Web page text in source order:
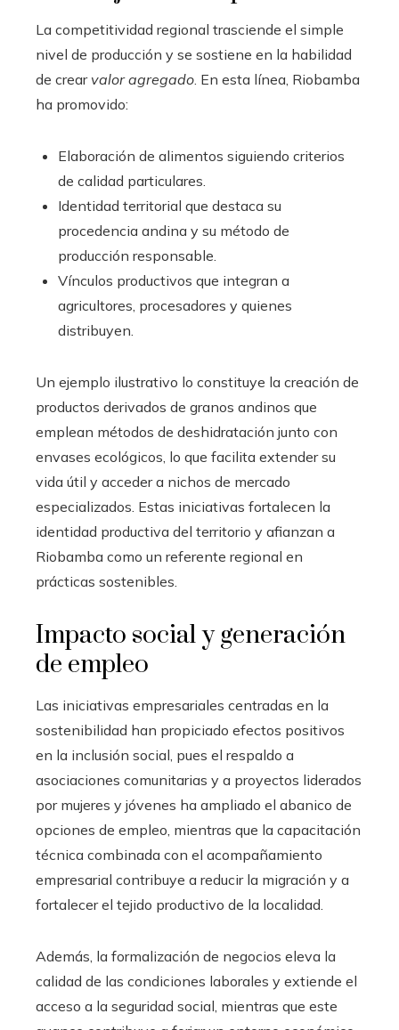
La competitividad regional trasciende el simple
nivel de producción y se sostiene en la habilidad
de crear valor agregado. En esta línea, Riobamba
ha promovido:
Elaboración de alimentos siguiendo criterios
de calidad particulares.
Identidad territorial que destaca su
procedencia andina y su método de
producción responsable.
Vínculos productivos que integran a
agricultores, procesadores y quienes
distribuyen.
Un ejemplo ilustrativo lo constituye la creación de
productos derivados de granos andinos que
emplean métodos de deshidratación junto con
envases ecológicos, lo que facilita extender su
vida útil y acceder a nichos de mercado
especializados. Estas iniciativas fortalecen la
identidad productiva del territorio y afianzan a
Riobamba como un referente regional en
prácticas sostenibles.
Impacto social y generación
de empleo
Las iniciativas empresariales centradas en la
sostenibilidad han propiciado efectos positivos
en la inclusión social, pues el respaldo a
asociaciones comunitarias y a proyectos liderados
por mujeres y jóvenes ha ampliado el abanico de
opciones de empleo, mientras que la capacitación
técnica combinada con el acompañamiento
empresarial contribuye a reducir la migración y a
fortalecer el tejido productivo de la localidad.
Además, la formalización de negocios eleva la
calidad de las condiciones laborales y extiende el
acceso a la seguridad social, mientras que este